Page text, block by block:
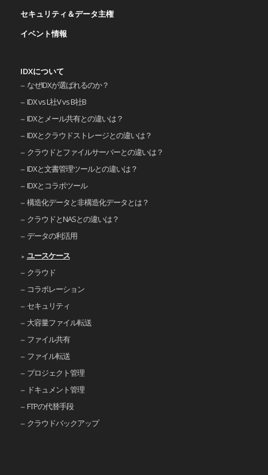
セキュリティ＆データ主権
イベント情報
IDXについて
なぜIDXが選ばれるのか？
IDX vs L社V vs B社B
IDXとメール共有との違いは？
IDXとクラウドストレージとの違いは？
クラウドとファイルサーバーとの違いは？
IDXと文書管理ツールとの違いは？
IDXとコラボツール
構造化データと非構造化データとは？
クラウドとNASとの違いは？
データの利活用
ユースケース
クラウド
コラボレーション
セキュリティ
大容量ファイル転送
ファイル共有
ファイル転送
プロジェクト管理
ドキュメント管理
FTPの代替手段
クラウドバックアップ